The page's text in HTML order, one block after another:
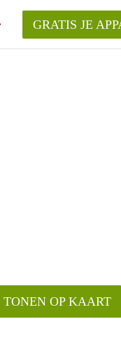
GRATIS JE
TONEN OP KAART